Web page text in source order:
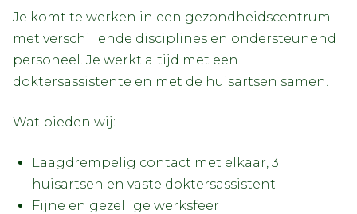
Je komt te werken in een gezondheidscentrum
met verschillende disciplines en ondersteunend
personeel. Je werkt altijd met een
doktersassistente en met de huisartsen samen.
Wat bieden wij:
Laagdrempelig contact met elkaar, 3
huisartsen en vaste doktersassistent
Fijne en gezellige werksfeer